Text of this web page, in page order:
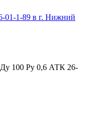
01-1-89 в г. Нижний
100 Ру 0,6 АТК 26-